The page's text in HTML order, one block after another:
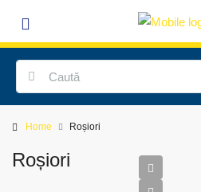
Home Roșiori
Roșiori